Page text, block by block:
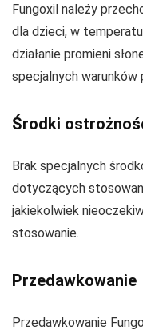
Fungoxil należy
dla dzieci, w
działanie promieni
specjalnych warunków
Środki
Brak specjalnych
dotyczących
jakiekolwiek
stosowanie.
Przedawkowanie
Przedawkowanie